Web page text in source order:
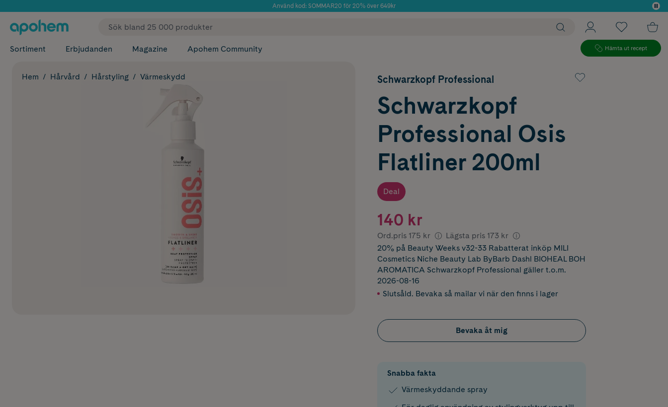
Använd kod: SOMMAR20 för 20% över 649kr
✓ Fri frakt
Sortiment Erbjudanden Magazine Apohem Community Hämta ut recept
Hem Hårvård Hårstyling Värmeskydd Schwarzkopf Professional
Schwarzkopf
Professional Osis
Flatliner 200ml
Deal
140 kr
Ord.pris 175 kr Lägsta pris 173 kr
20% på Beauty Weeks v32-33 Rabatterat inköp MILI
Cosmetics Niche Beauty Lab ByBarb Dashl BIOHEAL BOH
AROMATICA Schwarzkopf Professional gäller t.o.m.
2026-08-16
Slutsåld. Bevaka så mailar vi när den finns i lager
Bevaka åt mig
Snabba fakta
Värmeskyddande spray